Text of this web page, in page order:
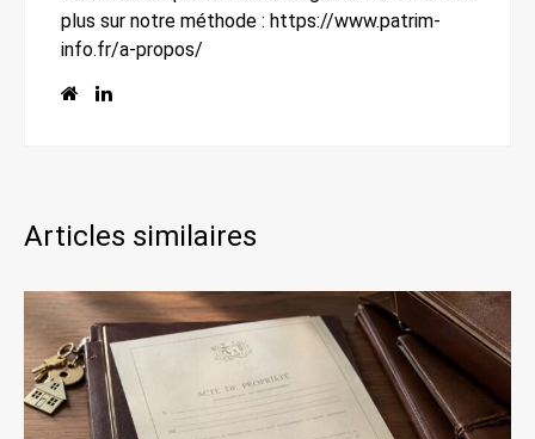
plus sur notre méthode : https://www.patrim-
info.fr/a-propos/
Articles similaires